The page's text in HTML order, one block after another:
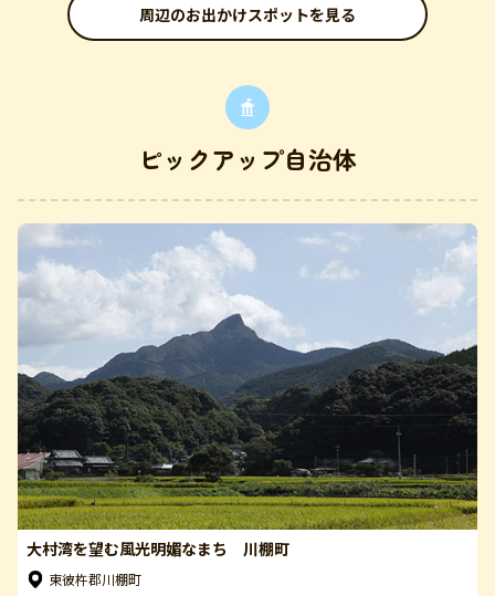
周辺のお出かけスポットを見る
ピックアップ自治体
大村湾を望む風光明媚なまち 川棚町
東彼杵郡川棚町